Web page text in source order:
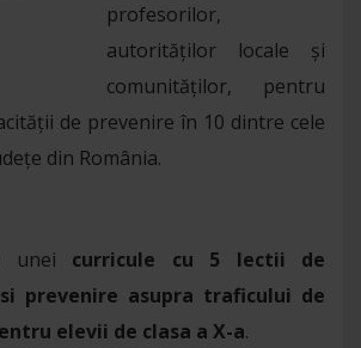
profesorilor,
autorităților locale și
comunităților, pentru
de prevenire în 10 dintre cele
din România.
unei curricule cu 5 lectii de
prevenire asupra traficului de
elevii de clasa a X-a.